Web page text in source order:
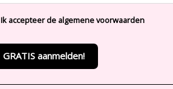
Ik accepteer de algemene voorwaarden
GRATIS aanmelden!